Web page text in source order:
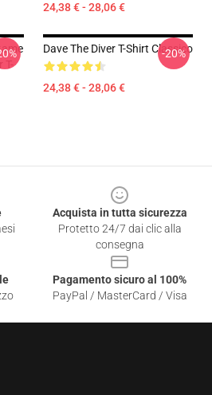
24,38 € - 28,06 €
T-
Dave The Diver T-Shirt Classico
24,38 € - 28,06 €
-20%
Acquista in tutta sicurezza
Protetto 24/7 dai clic alla
consegna
Pagamento sicuro al 100%
PayPal / MasterCard / Visa